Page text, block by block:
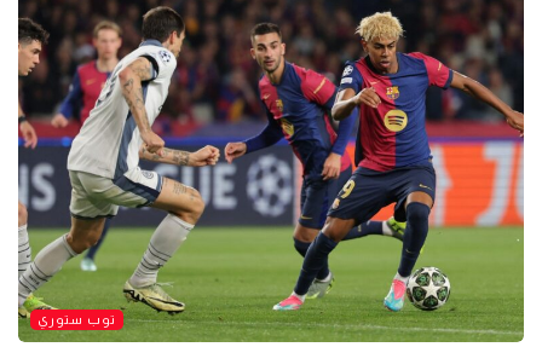
توب ستوري